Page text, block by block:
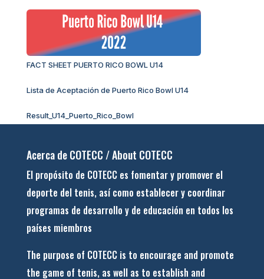
FACT SHEET PUERTO RICO BOWL U14
Lista de Aceptación de Puerto Rico Bowl U14
Result_U14_Puerto_Rico_Bowl
Acerca de COTECC / About COTECC
El propósito de COTECC es fomentar y promover el
deporte del tenis, así como establecer y coordinar
programas de desarrollo y de educación en todos los
países miembros
The purpose of COTECC is to encourage and promote
the game of tenis, as well as to establish and